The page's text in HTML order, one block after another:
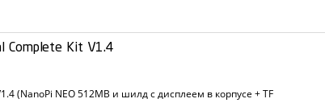
Complete Kit V1.4
(NanoPi NEO 512MB и шилд с дисплеем в корпусе + TF